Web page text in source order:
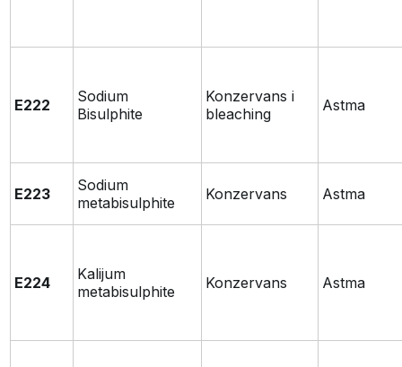
E222
Sodium
Bisulphite
Konzervans i
bleaching
Astma
E223
Sodium
metabisulphite
Konzervans Astma
E224
Kalijum
metabisulphite
Konzervans Astma